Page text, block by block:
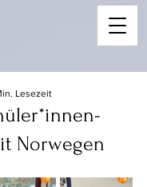
Norwegen
Lesezeit